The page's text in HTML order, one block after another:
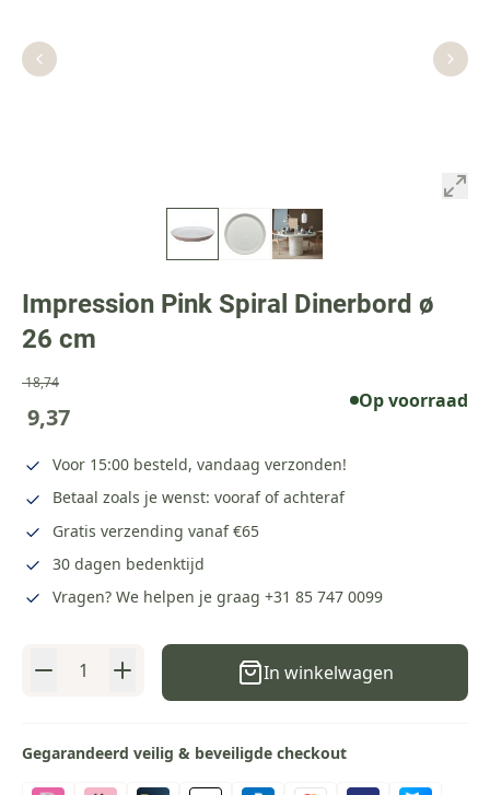
Impression Pink Spiral Dinerbord ø
26 cm
18,74
9,37
Op voorraad
Voor 15:00 besteld, vandaag verzonden!
Betaal zoals je wenst: vooraf of achteraf
Gratis verzending vanaf €65
30 dagen bedenktijd
Vragen? We helpen je graag +31 85 747 0099
Aantal In winkelwagen
Gegarandeerd veilig & beveiligde checkout